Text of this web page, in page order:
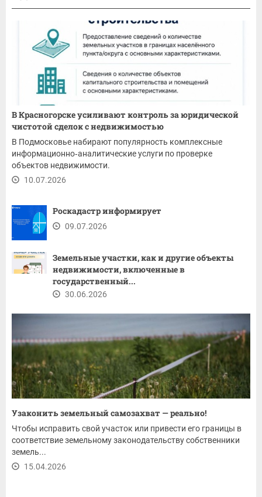
В Красногорске усиливают контроль за юридической
чистотой сделок с недвижимостью
В Подмосковье набирают популярность комплексные
информационно‑аналитические услуги по проверке
объектов недвижимости.
10.07.2026
Роскадастр информирует
09.07.2026
Земельные участки, как и другие объекты
недвижимости, включенные в
государственный...
30.06.2026
Узаконить земельный самозахват — реально!
Чтобы исправить свой участок или привести его границы в
соответствие земельному законодательству собственники
земель...
15.04.2026